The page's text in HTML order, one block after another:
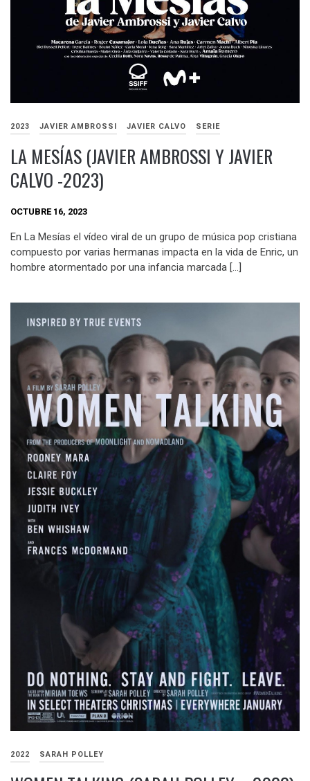
2023 JAVIER AMBROSSI JAVIER CALVO SERIE
LA MESÍAS (JAVIER AMBROSSI Y JAVIER
CALVO -2023)
OCTUBRE 16, 2023
En La Mesías el vídeo viral de un grupo de música pop cristiana
compuesto por varias hermanas impacta en la vida de Enric, un
hombre atormentado por una infancia marcada […]
2022 SARAH POLLEY